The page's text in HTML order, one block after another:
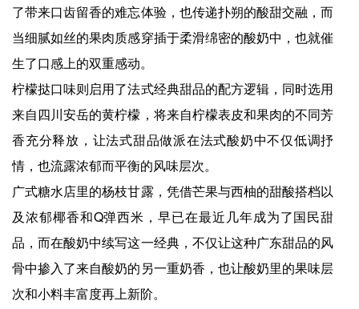
了带来口齿留香的难忘体验，也传递扑朔的酸甜交融，而
当细腻如丝的果肉质感穿插于柔滑绵密的酸奶中，也就催
生了口感上的双重感动。
柠檬挞口味则启用了法式经典甜品的配方逻辑，同时选用
来自四川安岳的黄柠檬，将来自柠檬表皮和果肉的不同芳
香充分释放，让法式甜品做派在法式酸奶中不仅低调抒
情，也流露浓郁而平衡的风味层次。
广式糖水店里的杨枝甘露，凭借芒果与西柚的甜酸搭档以
及浓郁椰香和Q弹西米，早已在最近几年成为了国民甜
品，而在酸奶中续写这一经典，不仅让这种广东甜品的风
骨中掺入了来自酸奶的另一重奶香，也让酸奶里的果味层
次和小料丰富度再上新阶。